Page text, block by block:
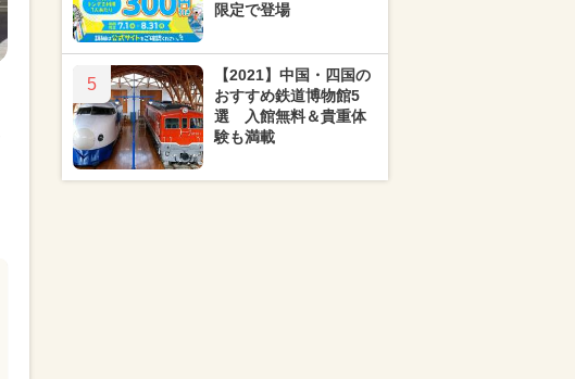
限定で登場
5
【2021】中国・四国の
おすすめ鉄道博物館5
選 入館無料＆貴重体
験も満載